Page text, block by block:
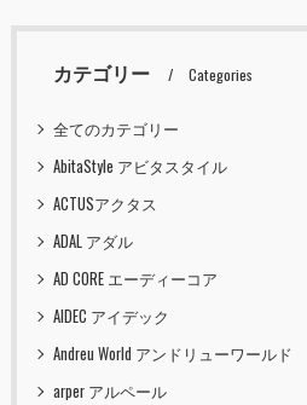
カテゴリー Categories
全てのカテゴリー
AbitaStyle アビタスタイル
ACTUSアクタス
ADAL アダル
AD CORE エーディーコア
AIDEC アイデック
Andreu World アンドリューワールド
arper アルペール